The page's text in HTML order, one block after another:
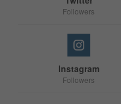
Followers
Instagram
Followers